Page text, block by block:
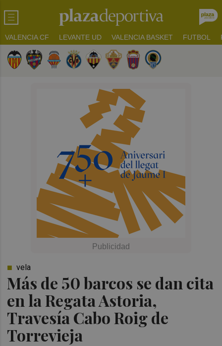
VALENCIA CF LEVANTE UD VALENCIA BASKET FUTBOL
Más de 50 barcos se dan cita
en la Regata Astoria,
Travesía Cabo Roig de
Torrevieja
vela